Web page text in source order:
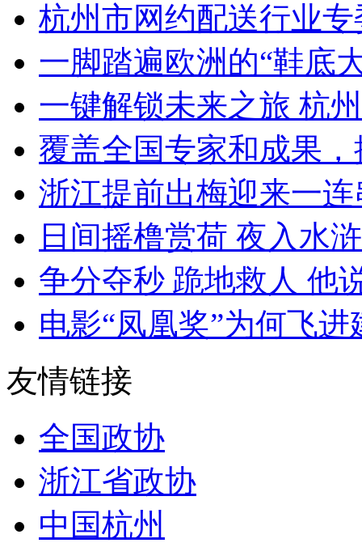
杭州市网约配送行业
一脚踏遍欧洲的“鞋底
一键解锁未来之旅 杭
覆盖全国专家和成果
浙江提前出梅迎来一连
日间摇橹赏荷 夜入水
争分夺秒 跪地救人 他
电影“凤凰奖”为何飞进
友情链接
全国政协
浙江省政协
中国杭州